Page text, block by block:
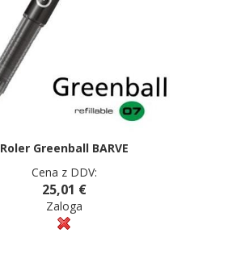
Roler Greenball BARVE
Cena z DDV:
25,01 €
Zaloga